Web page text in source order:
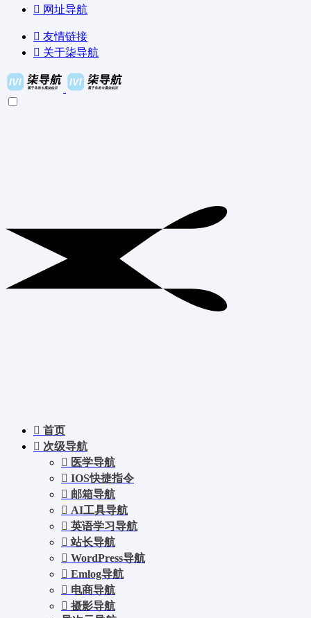
网址导航
友情链接
关于柒导航
首页
次级导航
医学导航
IOS快捷指令
邮箱导航
AI工具导航
英语学习导航
站长导航
WordPress导航
Emlog导航
电商导航
摄影导航